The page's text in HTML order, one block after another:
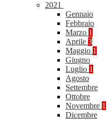
2021
Gennaio
Febbraio
Marzo 1
Aprile 3
Maggio 1
Giugno
Luglio 1
Agosto
Settembre
Ottobre
Novembre 1
Dicembre